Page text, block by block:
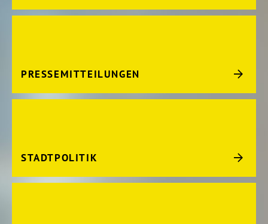
PRESSEMITTEILUNGEN
STADTPOLITIK